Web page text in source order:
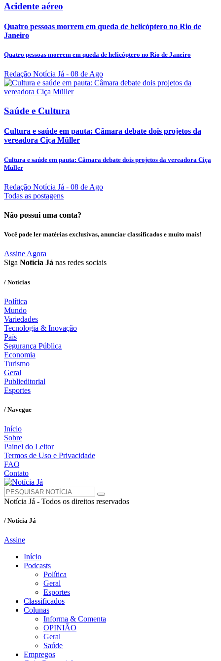
Acidente aéreo
Quatro pessoas morrem em queda de helicóptero no Rio de
Janeiro
Quatro pessoas morrem em queda de helicóptero no Rio de Janeiro
Redação Notícia Já - 08 de Ago
Saúde e Cultura
Cultura e saúde em pauta: Câmara debate dois projetos da
vereadora Ciça Müller
Cultura e saúde em pauta: Câmara debate dois projetos da vereadora Ciça
Müller
Redação Notícia Já - 08 de Ago
Todas as postagens
Não possui uma conta?
Você pode ler matérias exclusivas, anunciar classificados e muito mais!
Assine Agora
Siga Notícia Já nas redes sociais
/ Notícias
Política
Mundo
Variedades
Tecnologia & Inovação
País
Segurança Pública
Economia
Turismo
Geral
Publieditorial
Esportes
/ Navegue
Início
Sobre
Painel do Leitor
Termos de Uso e Privacidade
FAQ
Contato
Notícia Já - Todos os direitos reservados
/ Notícia Já
Assine
Início
Podcasts
Política
Geral
Esportes
Classificados
Colunas
Informa & Comenta
OPINIÃO
Geral
Saúde
Empregos